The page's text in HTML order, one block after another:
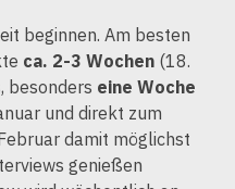
beginnen. Am besten
ca. 2-3 Wochen (18.
besonders eine Woche
und direkt zum
damit möglichst
genießen